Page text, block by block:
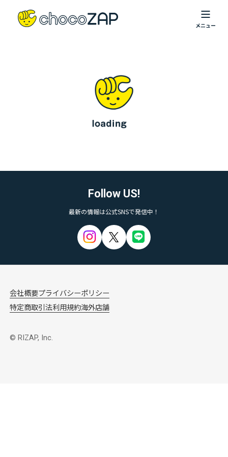
Follow US!
最新の情報は公式SNSで発信中！
会社概要プライバシーポリシー
特定商取引法利用規約海外店舗
© RIZAP, Inc.